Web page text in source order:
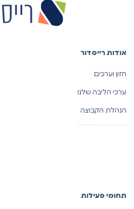
אודות רייסדור
חזון וערכים
ערכי הליבה שלנו
הנהלת הקבוצה
תחומי פעילות